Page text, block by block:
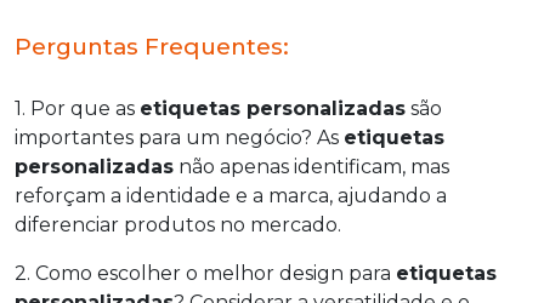
Perguntas Frequentes:
1. Por que as etiquetas personalizadas são
importantes para um negócio? As etiquetas
personalizadas não apenas identificam, mas
reforçam a identidade e a marca, ajudando a
diferenciar produtos no mercado.
2. Como escolher o melhor design para etiquetas